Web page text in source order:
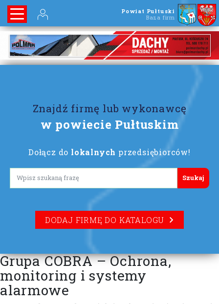
Powiat Pułtuski
Baza firm
Znajdź firmę lub wykonawcę
w powiecie Pułtuskim
Dołącz do lokalnych przedsiębiorców!
Lorem ipsum
DODAJ FIRMĘ DO KATALOGU
Grupa COBRA – Ochrona,
monitoring i systemy
alarmowe